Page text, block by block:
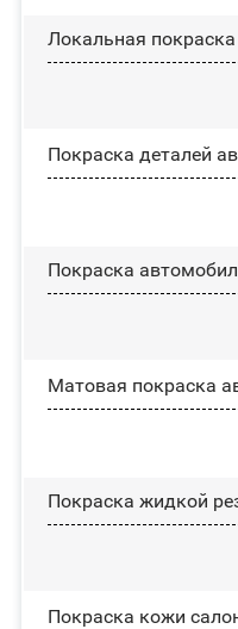
Локальная
Покраска деталей
Покраска
Матовая покраска
Покраска жидкой
Покраска кожи